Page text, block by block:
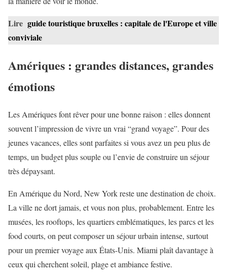
Lire guide touristique bruxelles : capitale de l'Europe et ville
conviviale
Amériques : grandes distances, grandes
émotions
Les Amériques font rêver pour une bonne raison : elles donnent
souvent l’impression de vivre un vrai “grand voyage”. Pour des
jeunes vacances, elles sont parfaites si vous avez un peu plus de
temps, un budget plus souple ou l’envie de construire un séjour
très dépaysant.
En Amérique du Nord, New York reste une destination de choix.
La ville ne dort jamais, et vous non plus, probablement. Entre les
musées, les rooftops, les quartiers emblématiques, les parcs et les
food courts, on peut composer un séjour urbain intense, surtout
pour un premier voyage aux États-Unis. Miami plaît davantage à
ceux qui cherchent soleil, plage et ambiance festive.